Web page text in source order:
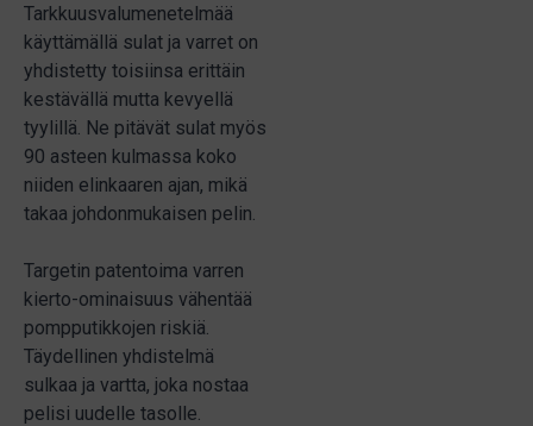
Tarkkuusvalumenetelmää
käyttämällä sulat ja varret on
yhdistetty toisiinsa erittäin
kestävällä mutta kevyellä
tyylillä. Ne pitävät sulat myös
90 asteen kulmassa koko
niiden elinkaaren ajan, mikä
takaa johdonmukaisen pelin.
Targetin patentoima varren
kierto-ominaisuus vähentää
pompputikkojen riskiä.
Täydellinen yhdistelmä
sulkaa ja vartta, joka nostaa
pelisi uudelle tasolle.